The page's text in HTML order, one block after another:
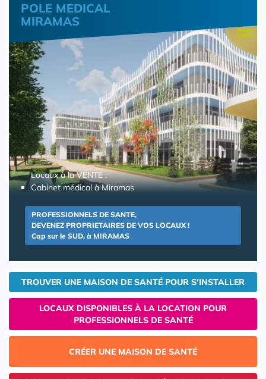
POLE MEDICAL
MIRAMAS
Locaux à la VENTE :
Cabinet médical à Miramas
PROFESSIONNELS DE SANTE,
DEVENEZ PROPRIETAIRES DE VOS LOCAUX !
Cap sur le SUD, à MIRAMAS
TROUVER UNE MAISON DE SANTÉ POUR S'INSTALLER
LOCAUX DISPONIBLES À LA LOCATION POUR
PROFESSIONNELS DE SANTÉ
CRÉER UNE MAISON DE SANTÉ